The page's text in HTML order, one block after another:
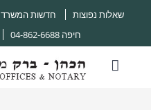
שאלות נפוצות חדשות המשרד
חיפה 04-862-6688